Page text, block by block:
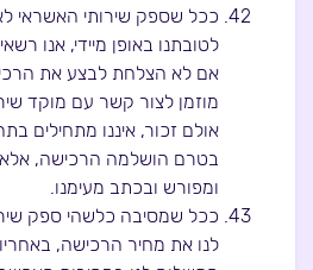
ככל שספק שירותי האשראי
לטובתנו באופן מיידי, אנו
אם לא הצלחת לבצע את
מוזמן לצור קשר עם מוקד
אולם זכור, איננו מתחילים
בטרם הושלמה הרכישה,
ומפורש ובכתב מעימנו.
ככל שמסיבה כלשהי ספק
לנו את מחיר הרכישה,